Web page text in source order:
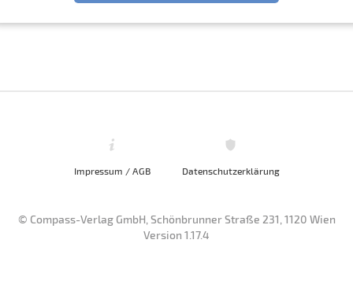
Impressum / AGB Datenschutzerklärung
© Compass-Verlag GmbH, Schönbrunner Straße 231, 1120 Wien
Version 1.17.4